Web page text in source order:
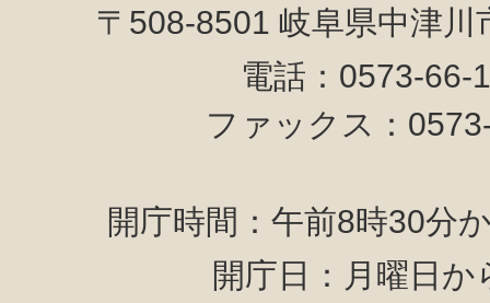
〒508-8501 岐阜県中津
電話：0573-
ファックス：
開庁時間：午前8時30分
開庁日：月曜日か